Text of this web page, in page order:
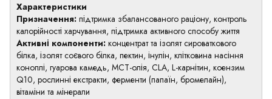
Характеристики
Призначення: підтримка збалансованого раціону, контроль
калорійності харчування, підтримка активного способу життя
Активні компоненти: концентрат та ізолят сироваткового
білка, ізолят соєвого білка, пектин, інулін, клітковина насіння
коноплі, гуарова камедь, MCT-олія, CLA, L-карнітин, коензим
Q10, рослинні екстракти, ферменти (папаїн, бромелайн),
вітаміни та мінерали